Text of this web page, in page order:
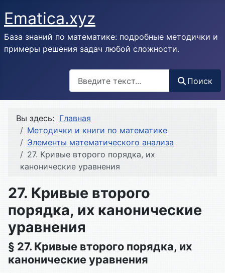
Ematica.xyz
База знаний по математике: подробные методички и
примеры решения задач любой сложности.
Поиск
Вы здесь: Главная
Методички и книги по математике
Элементы математического анализа
27. Кривые второго порядка, их
канонические уравнения
27. Кривые второго
порядка, их канонические
уравнения
§ 27. Кривые второго порядка, их
канонические уравнения